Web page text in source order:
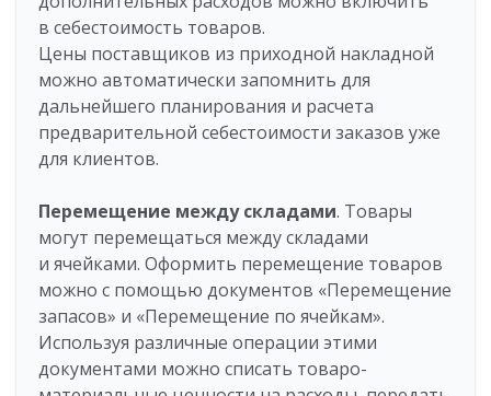
в себестоимость товаров.
Цены поставщиков из приходной накладной
можно автоматически запомнить для
дальнейшего планирования и расчета
предварительной себестоимости заказов уже
для клиентов.
Перемещение между складами. Товары
могут перемещаться между складами
и ячейками. Оформить перемещение товаров
можно с помощью документов «Перемещение
запасов» и «Перемещение по ячейкам».
Используя различные операции этими
документами можно списать товаро-